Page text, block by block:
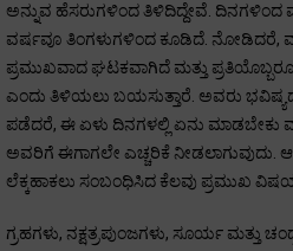
ಅನ್ನುವ ಹೆಸರುಗಳಿಂದ ತಿಳಿದಿದ್ದೇವೆ. ದಿನಗಳಿಂದ
ವರ್ಷವೂ ತಿಂಗಳುಗಳಿಂದ ಕೂಡಿದೆ. ನೋಡಿದರೆ,
ಪ್ರಮುಖವಾದ ಘಟಕವಾಗಿದೆ ಮತ್ತು
ಎಂದು ತಿಳಿಯಲು ಬಯಸುತ್ತಾರೆ. ಅವರು
ಪಡೆದರೆ, ಈ ಏಳು ದಿನಗಳಲ್ಲಿ ಏನು ಮಾಡಬೇಕು
ಅವರಿಗೆ ಈಗಾಗಲೇ ಎಚ್ಚರಿಕೆ ನೀಡಲಾಗುವುದು.
ಲೆಕ್ಕಹಾಕಲು ಸಂಬಂಧಿಸಿದ ಕೆಲವು ಪ್ರಮುಖ
ಗ್ರಹಗಳು, ನಕ್ಷತ್ರಪುಂಜಗಳು, ಸೂರ್ಯ ಮತ್ತು